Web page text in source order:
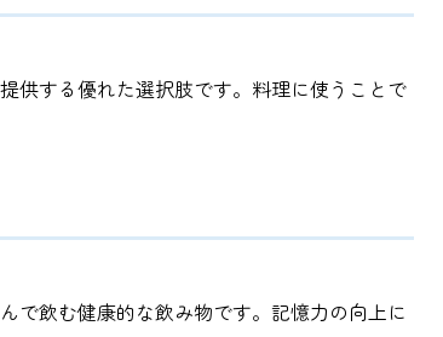
供する優れた選択肢です。料理に使うことで
で飲む健康的な飲み物です。記憶力の向上に